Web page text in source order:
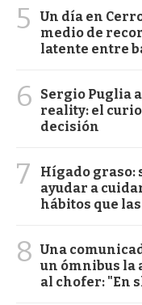
5
Un día en
medio de
latente entre
6
Sergio Puglia
reality: el
decisión
7
Hígado graso:
ayudar a
hábitos que
8 Una
un ómnibus la
al chofer: "En